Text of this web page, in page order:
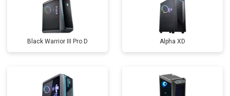
Black Warrior III Pro D Alpha XD